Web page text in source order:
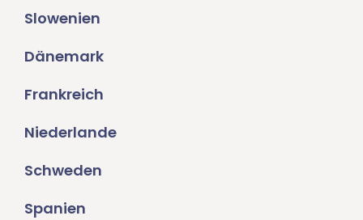
Slowenien
Dänemark
Frankreich
Niederlande
Schweden
Spanien